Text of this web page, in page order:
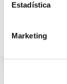
Estadística
Marketing